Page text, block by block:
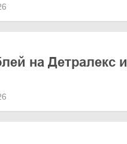
на Детралекс и